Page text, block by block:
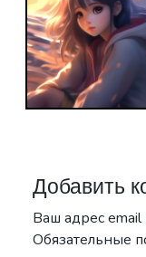
Добавить
Ваш адрес email
Обязательные